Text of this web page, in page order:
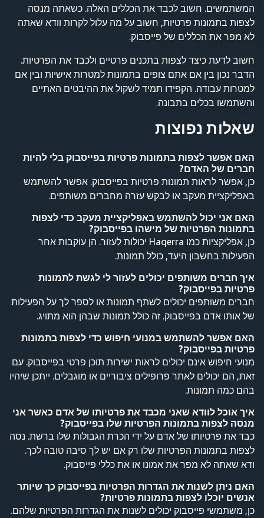
המשתמשים. חשוב לכבד את הכללים האלה. כשאתה מנסה
לצפות בתמונות פרטיות, חשוב על מה עלול לקרות וודא שאתה
לא מפר את הכללים של פייסבוק.
חשוב לדעת כיצד לצפות בתכנים פרטיים ולכבד את הפרטיות.
הדבר נכון בין אם אתם צופים בתמונות למטרות אישיות ובין אם
למטרות עבודה. הקפידו תמיד לשקול את ההיבטים האתיים
והשתמשו בכלים בתבונה.
שאלות נפוצות
האם אפשר לצפות בתמונות פרטיות בפייסבוק בלי להיות
חברים של האדם?
כן, אפשר לראות תמונות פרטיות בפייסבוק. אפשר להשתמש
באפליקציית מעקב או לבקש עזרה מחברים משותפים.
האם אני יכול להשתמש באפליקציית מעקב כדי לצפות
בתמונות הפרטיות של מישהו בפייסבוק?
כן, אפליקציות כמו Haqerra יכולות לעזור. הן עוקבות אחר
הפעילות בחשבון היעד, כולל תמונות.
איך חברים משותפים יכולים לעזור לי לגשת לתמונות
פרטיות בפייסבוק?
חברים משותפים יכולים לשתף תמונות או לספר לך על הפעילות
של אותו אדם בפייסבוק. זה כולל תמונות שבהן הוא מתויג.
האם אפשר להשתמש במנועי חיפוש כדי לצפות בתמונות
פרטיות בפייסבוק?
מנועי חיפוש אינם יכולים לראות ישירות תוכן פרטי בפייסבוק. עם
זאת, הם יכולים לאתר פרופילים ציבוריים או מוגבלים. ייתכן שיהיו
בהם כמה תמונות.
איך אוכל לוודא שאני מכבד את פרטיותו של אדם כאשר אני
מנסה לצפות בתמונות הפרטיות שלו בפייסבוק?
כבד את פרטיותו של אדם על ידי הכרת הגבולות שלו ברשת. נסה
לצפות בתמונות הפרטיות שלו רק אם יש לך סיבה טובה לכך.
ודא שאתה לא מפר את אמונו או את כללי פייסבוק.
האם ניתן לשנות את הגדרות הפרטיות בפייסבוק כך שיותר
אנשים יוכלו לצפות בתמונות פרטיות?
כן, משתמשי פייסבוק יכולים לשנות את הגדרות הפרטיות שלהם.